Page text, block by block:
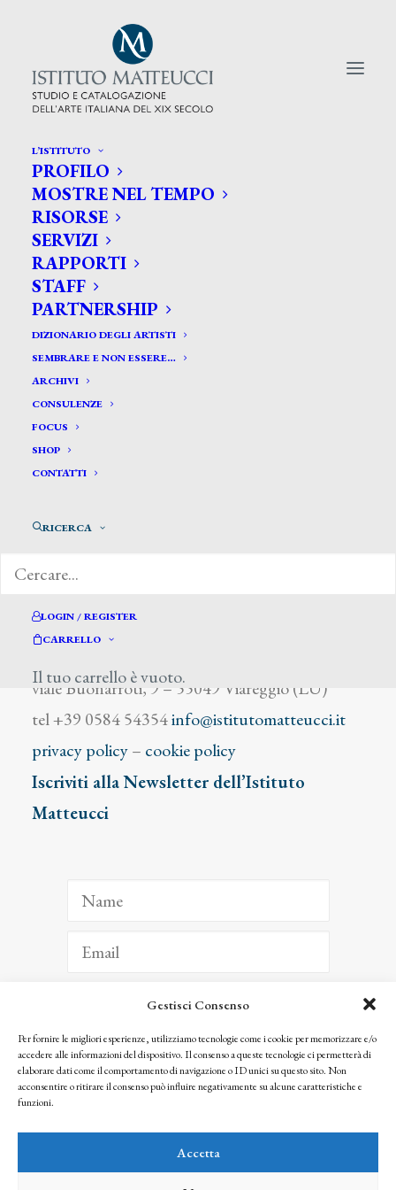
Gestisci Consenso
Per fornire le migliori esperienze, utilizziamo tecnologie come i cookie per memorizzare e/o
accedere alle informazioni del dispositivo. Il consenso a queste tecnologie ci permetterà di
elaborare dati come il comportamento di navigazione o ID unici su questo sito. Non
acconsentire o ritirare il consenso può influire negativamente su alcune caratteristiche e
funzioni.
Accetta
L’ISTITUTO
PROFILO
MOSTRE NEL TEMPO
RISORSE
SERVIZI
RAPPORTI
STAFF
PARTNERSHIP
DIZIONARIO DEGLI ARTISTI
SEMBRARE E NON ESSERE…
ARCHIVI
CONSULENZE
FOCUS
SHOP
CONTATTI
RICERCA
LOGIN / REGISTER
CARRELLO
Il tuo carrello è vuoto.
CERCA TRA GLI ARTISTI:
Search
for:
Flogny
viale Buonarroti, 9 – 55049 Viareggio (LU)
tel +39 0584 54354info@istitutomatteucci.it
privacy policy– cookie policy
Iscriviti alla Newsletter dell’Istituto
Matteucci
ISCRIVITI
Facendo clic per iscriverti, riconosci che le tue informazioni saranno trattate
seguendo la nostra Privacy Policy
© 2025 Istituto Matteucci. All right reserved
l’autorizzazione scritta dei proprietari dei diritti e dell’Istituto Matteucci